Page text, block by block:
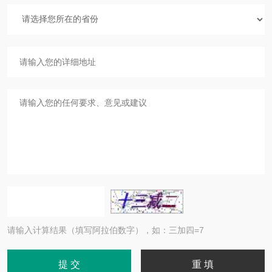
请输入计算结果（填写阿拉伯数字），如：三加四=7